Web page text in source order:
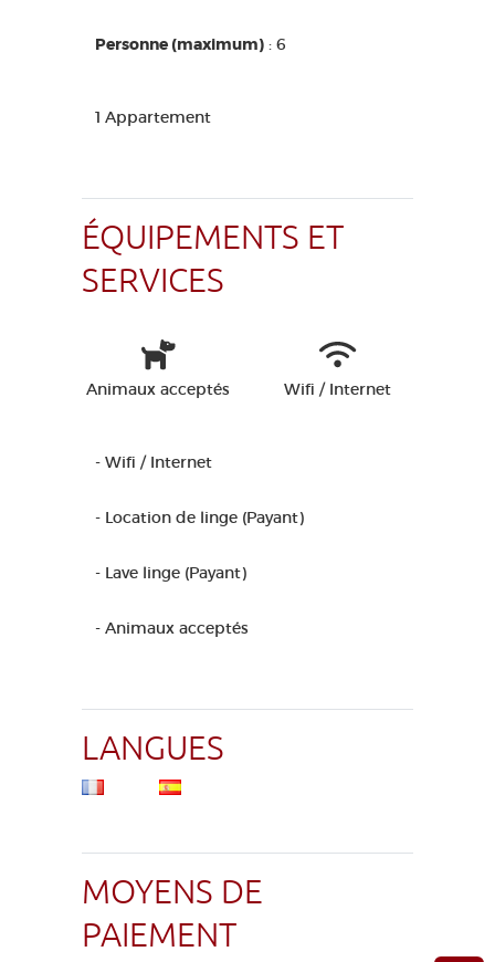
Personne (maximum) : 6
1 Appartement
ÉQUIPEMENTS ET
SERVICES
Animaux acceptés Wifi / Internet
- Wifi / Internet
- Location de linge (Payant)
- Lave linge (Payant)
- Animaux acceptés
LANGUES
MOYENS DE
PAIEMENT